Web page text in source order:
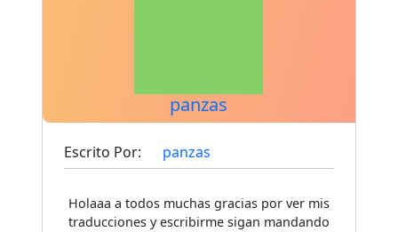
panzas
Escrito Por: panzas
Holaaa a todos muchas gracias por ver mis
traducciones y escribirme sigan mandando